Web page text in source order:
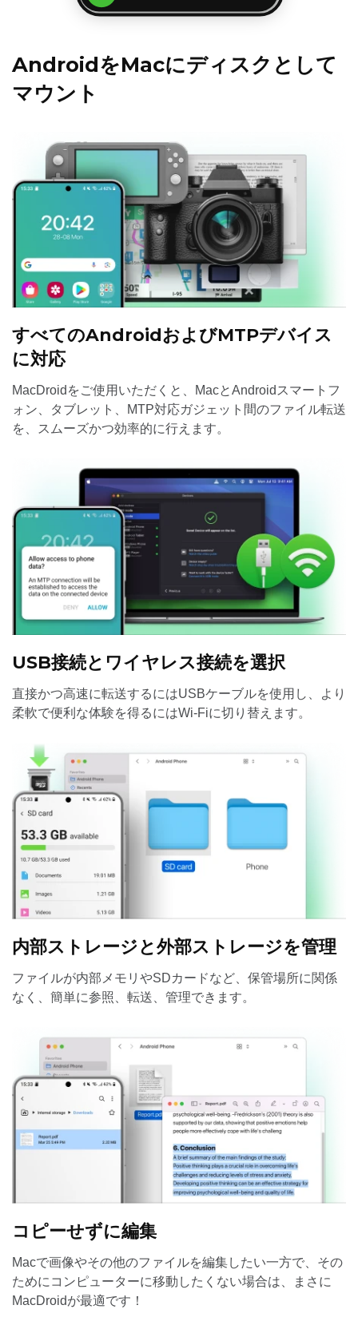
AndroidをMacにディスクとして
マウント
すべてのAndroidおよびMTPデバイス
に対応
MacDroidをご使用いただくと、MacとAndroidスマートフ
ォン、タブレット、MTP対応ガジェット間のファイル転送
を、スムーズかつ効率的に行えます。
USB接続とワイヤレス接続を選択
直接かつ高速に転送するにはUSBケーブルを使用し、より
柔軟で便利な体験を得るにはWi-Fiに切り替えます。
内部ストレージと外部ストレージを管理
ファイルが内部メモリやSDカードなど、保管場所に関係
なく、簡単に参照、転送、管理できます。
コピーせずに編集
Macで画像やその他のファイルを編集したい一方で、その
ためにコンピューターに移動したくない場合は、まさに
MacDroidが最適です！